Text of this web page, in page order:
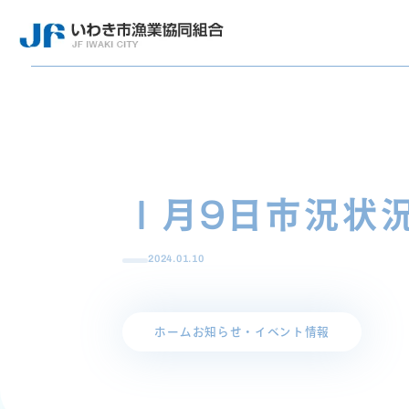
１月9日市況状
2024.01.10
ホーム お知らせ・イベント情報